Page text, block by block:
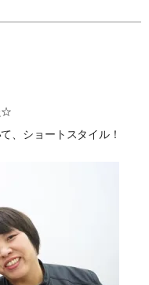
☆
、ショートスタイル！